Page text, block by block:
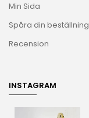
Min Sida
Spåra din beställning
Recension
INSTAGRAM